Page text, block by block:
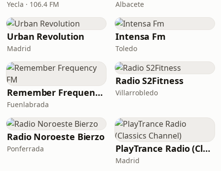
Yecla · 106.4 FM Albacete
Urban Revolution
Madrid
Intensa Fm
Toledo
Remember Frequency FM
Fuenlabrada
Radio S2Fitness
Villarrobledo
Radio Noroeste Bierzo
Ponferrada PlayTrance Radio (Classics Channel)
Madrid